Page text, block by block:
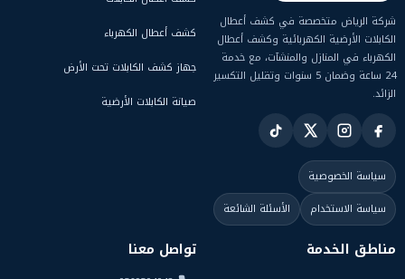
شركة الرياض متخصصة في كشف أعطال
الكابلات الأرضية الكهربائية وكشف أعطال
الكهرباء في المنازل والمنشآت، مع خدمة
24 ساعة وضمان 5 سنوات وتقليل التكسير
الزائد.
سياسة الخصوصية
سياسة الاستخدام
الأسئلة الشائعة
كشف أعطال الكهرباء
جهاز كشف الكابلات تحت الأرض
صيانة الكابلات الأرضية
مناطق الخدمة تواصل معنا